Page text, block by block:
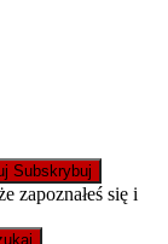
Subskrybuj
zapoznałeś się i